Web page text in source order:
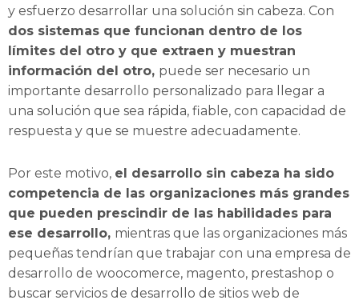
y esfuerzo desarrollar una solución sin cabeza. Con
dos sistemas que funcionan dentro de los
límites del otro y que extraen y muestran
información del otro, puede ser necesario un
importante desarrollo personalizado para llegar a
una solución que sea rápida, fiable, con capacidad de
respuesta y que se muestre adecuadamente.
Por este motivo, el desarrollo sin cabeza ha sido
competencia de las organizaciones más grandes
que pueden prescindir de las habilidades para
ese desarrollo, mientras que las organizaciones más
pequeñas tendrían que trabajar con una empresa de
desarrollo de woocomerce, magento, prestashop o
buscar servicios de desarrollo de sitios web de